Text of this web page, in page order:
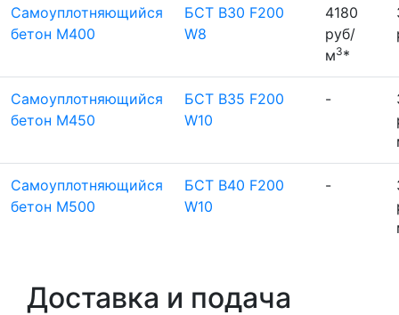
Самоуплотняющийся
бетон М400
БСТ B30 F200
W8
4180
руб/
м3*
Самоуплотняющийся
бетон М450
БСТ B35 F200
W10
-
Самоуплотняющийся
бетон М500
БСТ B40 F200
W10
-
Доставка и подача